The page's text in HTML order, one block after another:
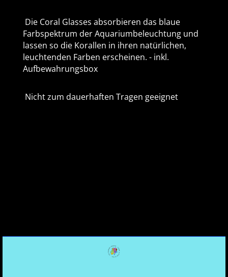
Die Coral Glasses absorbieren das blaue
Farbspektrum der Aquariumbeleuchtung und
lassen so die Korallen in ihren natürlichen,
leuchtenden Farben erscheinen. - inkl.
Aufbewahrungsbox
Nicht zum dauerhaften Tragen geeignet